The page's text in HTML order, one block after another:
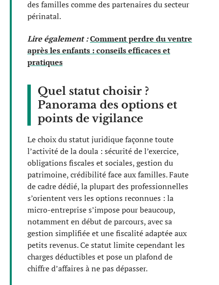
des familles comme des partenaires du secteur
périnatal.
Lire également :Comment perdre du ventre
après les enfants : conseils efficaces et
pratiques
Quel statut choisir ?
Panorama des options et
points de vigilance
Le choix du statut juridique façonne toute
l’activité de la doula : sécurité de l’exercice,
obligations fiscales et sociales, gestion du
patrimoine, crédibilité face aux familles. Faute
de cadre dédié, la plupart des professionnelles
s’orientent vers les options reconnues : la
micro-entreprise s’impose pour beaucoup,
notamment en début de parcours, avec sa
gestion simplifiée et une fiscalité adaptée aux
petits revenus. Ce statut limite cependant les
charges déductibles et pose un plafond de
chiffre d’affaires à ne pas dépasser.